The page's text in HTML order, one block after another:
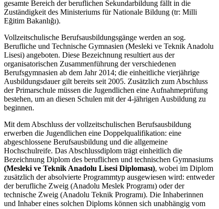
gesamte Bereich der beruflichen Sekundarbildung fällt in die
Zuständigkeit des Ministeriums für Nationale Bildung (tr: Milli
Eğitim Bakanlığı).
Vollzeitschulische Berufsausbildungsgänge werden an sog.
Berufliche und Technische Gymnasien (Mesleki ve Teknik Anadolu
Lisesi) angeboten. Diese Bezeichnung resultiert aus der
organisatorischen Zusammenführung der verschiedenen
Berufsgymnasien ab dem Jahr 2014; die einheitliche vierjährige
Ausbildungsdauer gilt bereits seit 2005. Zusätzlich zum Abschluss
der Primarschule müssen die Jugendlichen eine Aufnahmeprüfung
bestehen, um an diesen Schulen mit der 4-jährigen Ausbildung zu
beginnen.
Mit dem Abschluss der vollzeitschulischen Berufsausbildung
erwerben die Jugendlichen eine Doppelqualifikation: eine
abgeschlossene Berufsausbildung und die allgemeine
Hochschulreife. Das Abschlussdiplom trägt einheitlich die
Bezeichnung Diplom des beruflichen und technischen Gymnasiums
(Mesleki ve Teknik Anadolu Lisesi Diploması), wobei im Diplom
zusätzlich der absolvierte Programmtyp ausgewiesen wird: entweder
der berufliche Zweig (Anadolu Meslek Programı) oder der
technische Zweig (Anadolu Teknik Programı). Die Inhaberinnen
und Inhaber eines solchen Diploms können sich unabhängig vom